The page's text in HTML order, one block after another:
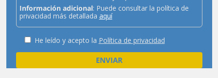
Información adicional: Puede consultar la política de
privacidad más detallada aquí
He leído y acepto la Política de privacidad